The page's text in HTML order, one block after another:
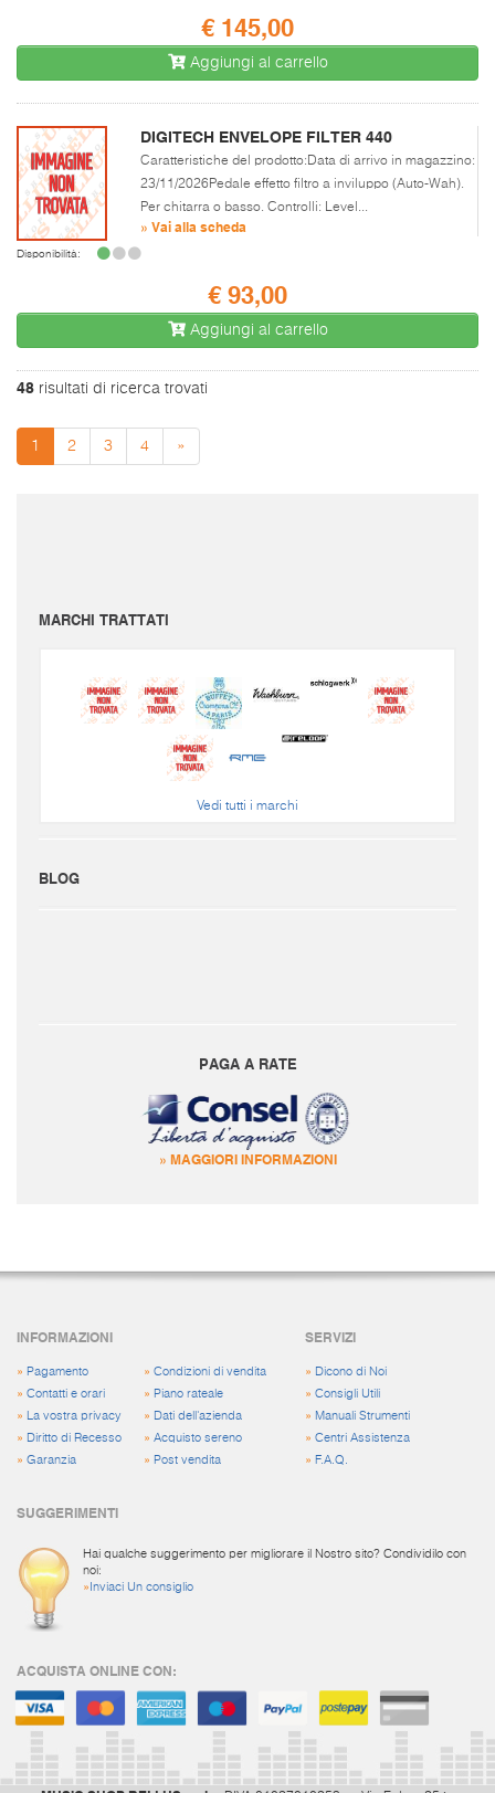
€ 145,00
Aggiungi al carrello
DIGITECH ENVELOPE FILTER 440
Caratteristiche del prodotto:Data di arrivo in magazzino:
23/11/2026Pedale effetto filtro a inviluppo (Auto-Wah).
Per chitarra o basso. Controlli: Level...
» Vai alla scheda
Disponibilità:
€ 93,00
Aggiungi al carrello
48 risultati di ricerca trovati
1 2 3 4 »
MARCHI TRATTATI
Vedi tutti i marchi
BLOG
PAGA A RATE
» MAGGIORI INFORMAZIONI
INFORMAZIONI
» Pagamento
» Contatti e orari
»
La vostra privacy
» Diritto di Recesso
» Garanzia
» Condizioni di vendita
» Piano rateale
» Dati dell'azienda
» Acquisto sereno
» Post vendita
SERVIZI
» Dicono di Noi
»Consigli Utili
» Manuali Strumenti
»Centri Assistenza
» F.A.Q.
SUGGERIMENTI
Hai qualche suggerimento per migliorare il Nostro sito? Condividilo con
noi:
» Inviaci Un consiglio
ACQUISTA ONLINE CON: